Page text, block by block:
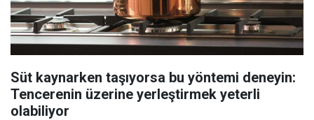
Süt kaynarken taşıyorsa bu yöntemi deneyin:
Tencerenin üzerine yerleştirmek yeterli
olabiliyor